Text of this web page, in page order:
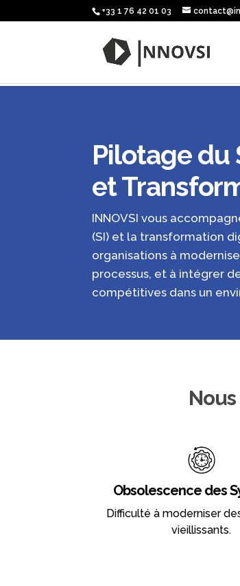
+33 1 76 42 01 03
Pilotage du
et
INNOVSI vous
(SI) et la transformation
organisations à
processus, et à intégrer
compétitives dans un
Obsolescence des
Difficulté à moderniser
vieillissants.